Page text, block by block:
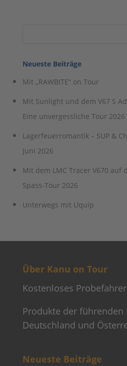
Neueste Beiträge
Mit „RAWBITE“ on Tour
Mit Sunlight und dem V67 S
Eine unvergessliche Tour 2026
Lagerfeuerromantik – SUP &
Juni 2026
Mit dem LMC Tracer V670 auf
Spass-Tour 2026
Unterwegs mit Uquip
Über Kanu on Tour
Kostenloses
Produkte der führenden
Deutschland und
Neueste Beiträge